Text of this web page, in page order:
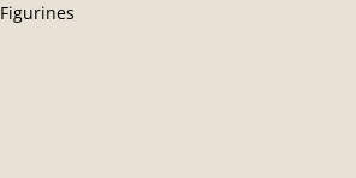
Figurines